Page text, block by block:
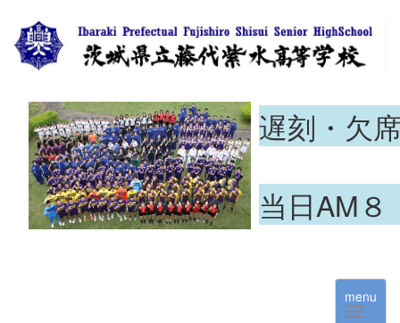
遅刻・欠
当日AM
menu